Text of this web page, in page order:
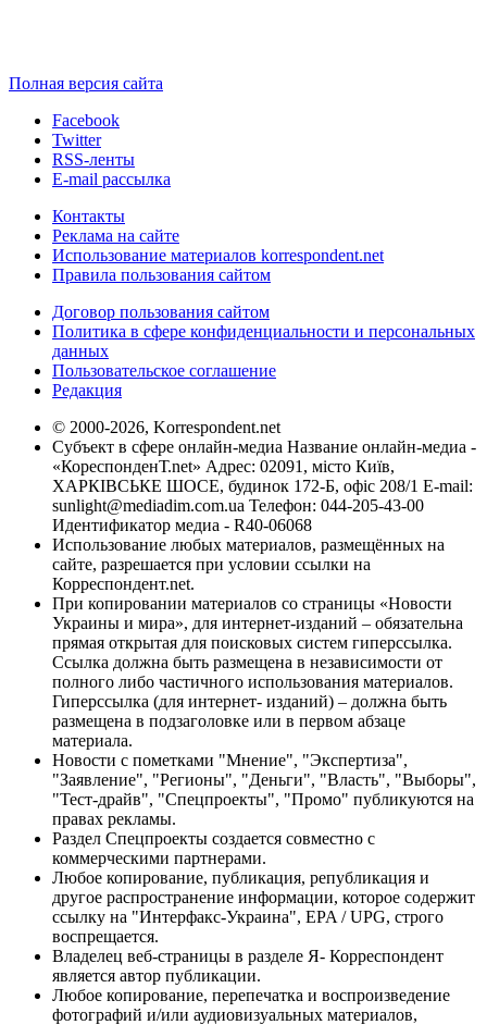
Полная версия сайта
Facebook
Twitter
RSS-ленты
E-mail рассылка
Контакты
Реклама на сайте
Использование материалов korrespondent.net
Правила пользования сайтом
Договор пользования сайтом
Политика в сфере конфиденциальности и персональных
данных
Пользовательское соглашение
Редакция
© 2000-2026, Korrespondent.net
Субъект в сфере онлайн-медиа Название онлайн-медиа -
«КореспонденТ.net» Адрес: 02091, місто Київ,
ХАРКІВСЬКЕ ШОСЕ, будинок 172-Б, офіс 208/1 E-mail:
sunlight@mediadim.com.ua Телефон: 044-205-43-00
Идентификатор медиа - R40-06068
Использование любых материалов, размещённых на
сайте, разрешается при условии ссылки на
Корреспондент.net.
При копировании материалов со страницы «Новости
Украины и мира», для интернет-изданий – обязательна
прямая открытая для поисковых систем гиперссылка.
Ссылка должна быть размещена в независимости от
полного либо частичного использования материалов.
Гиперссылка (для интернет- изданий) – должна быть
размещена в подзаголовке или в первом абзаце
материала.
Новости с пометками "Мнение", "Экспертиза",
"Заявление", "Регионы", "Деньги", "Власть", "Выборы",
"Тест-драйв", "Спецпроекты", "Промо" публикуются на
правах рекламы.
Раздел Спецпроекты создается совместно с
коммерческими партнерами.
Любое копирование, публикация, републикация и
другое распространение информации, которое содержит
ссылку на "Интерфакс-Украина", EPA / UPG, строго
воспрещается.
Владелец веб-страницы в разделе Я- Корреспондент
является автор публикации.
Любое копирование, перепечатка и воспроизведение
фотографий и/или аудиовизуальных материалов,